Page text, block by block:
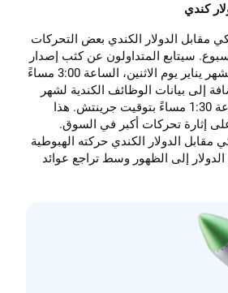
كندي
مقابل الدولار الكندي بعض التحركات
سيتابع المتداولون عن كثب إصدار
مؤشر ISM للخدمات لشهر يناير يوم الاثنين، الساعة 3:00 مساءً
إلى بيانات الوظائف الكندية لشهر
يناير يوم الجمعة، الساعة 1:30 مساءً بتوقيت جرينتش. هذا
على إثارة تحركات أكبر في السوق.
مقابل الدولار الكندي حركته الهبوطية
إلى الظهور وسط تراجع عوائد